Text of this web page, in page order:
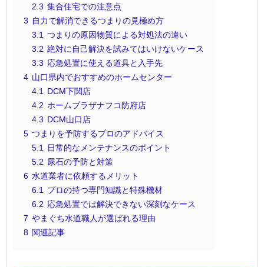
2.3 集合住宅での注意点
3 自力で解消できるつまりの見極め方
3.1
つまりの原因物質による対処法の違い
3.2 絶対に自己解決を試みてはいけないケース
3.3 応急処置に使える道具と入手先
4 山口県内でおすすめのホームセンター
4.1
DCM下関店
4.2 ホームプラザナフコ防府店
4.3 DCM山口店
5 つまりを予防するプロのアドバイス
5.1
日常的なメンテナンスのポイント
5.2 尿石の予防と対策
6 水道業者に依頼するメリット
6.1
プロの持つ専門知識と特殊機材
6.2 応急処置では解決できない深刻なケース
7 やまぐち水道職人が選ばれる理由
8 関連記事